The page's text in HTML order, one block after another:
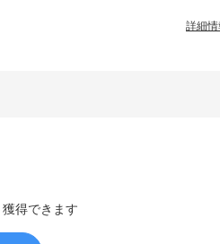
詳細
得できます